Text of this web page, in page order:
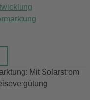
Mit Solarstrom